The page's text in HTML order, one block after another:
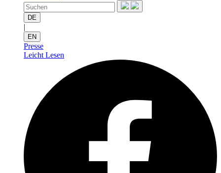
DE
|
EN
Presse
Leicht Lesen